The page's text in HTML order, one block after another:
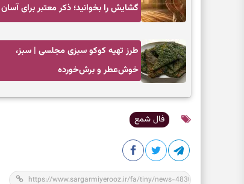
گشایش را بخوانید؛ ذکر معتبر برای آسان
طرز تهیه کوکو سبزی مجلسی | سبز،
خوش‌عطر و برش‌خورده
فال شمع